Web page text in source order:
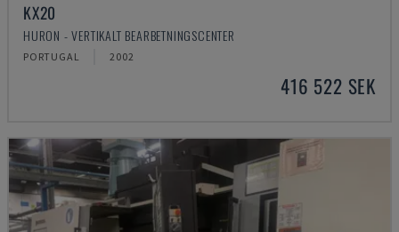
KX20
HURON - VERTIKALT BEARBETNINGSCENTER
PORTUGAL 2002
416 522 SEK